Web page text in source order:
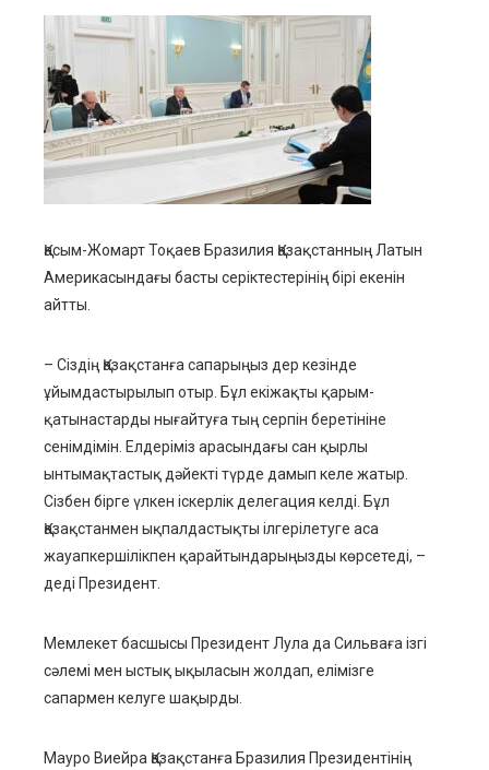
Қасым-Жомарт Тоқаев Бразилия Қазақстанның Латын
Америкасындағы басты серіктестерінің бірі екенін
айтты.
– Сіздің Қазақстанға сапарыңыз дер кезінде
ұйымдастырылып отыр. Бұл екіжақты қарым-
қатынастарды нығайтуға тың серпін беретініне
сенімдімін. Елдеріміз арасындағы сан қырлы
ынтымақтастық дәйекті түрде дамып келе жатыр.
Сізбен бірге үлкен іскерлік делегация келді. Бұл
Қазақстанмен ықпалдастықты ілгерілетуге аса
жауапкершілікпен қарайтындарыңызды көрсетеді, –
деді Президент.
Мемлекет басшысы Президент Лула да Сильваға ізгі
сәлемі мен ыстық ықыласын жолдап, елімізге
сапармен келуге шақырды.
Мауро Виейра Қазақстанға Бразилия Президентінің